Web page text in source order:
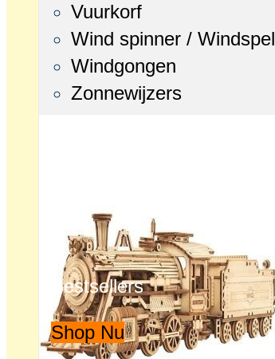
Vuurkorf
Wind spinner / Windspel
Windgongen
Zonnewijzers
Bestsellers
Shop Nu